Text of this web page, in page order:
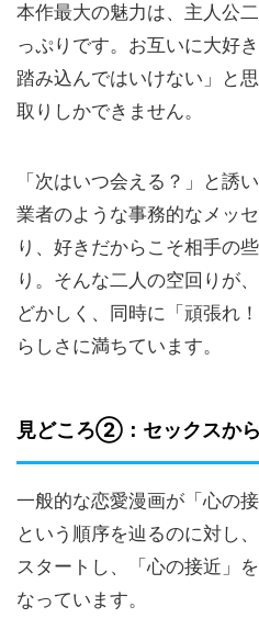
本作最大の魅力は、主人公
っぷりです。お互いに大好
踏み込んではいけない」と
取りしかできません。
「次はいつ会える？」と誘
業者のような事務的なメッ
り、好きだからこそ相手の
り。そんな二人の空回りが
どかしく、同時に「頑張れ
らしさに満ちています。
見どころ②：セックスか
一般的な恋愛漫画が「心の
という順序を辿るのに対し
スタートし、「心の接近」
なっています。